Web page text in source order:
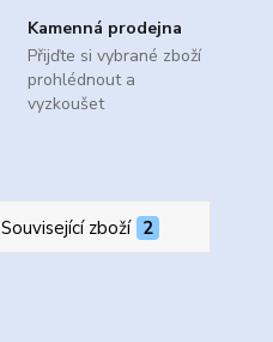
Kamenná prodejna
Přijďte si vybrané zboží
prohlédnout a
vyzkoušet
Související zboží 2